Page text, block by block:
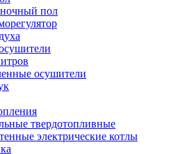
пол
осушители
твердотопливные
электрические котлы